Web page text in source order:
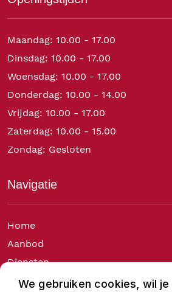
Maandag: 10.00 - 17.00
Dinsdag: 10.00 - 17.00
Woensdag: 10.00 - 17.00
Donderdag: 10.00 - 14.00
Vrijdag: 10.00 - 17.00
Zaterdag: 10.00 - 15.00
Zondag: Gesloten
Navigatie
Home
Aanbod
Diensten
Over ons
We gebruiken cookies, wil je